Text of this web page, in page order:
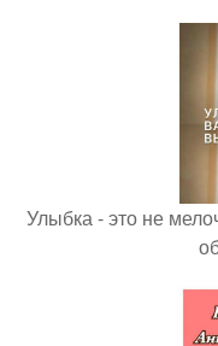
Улыбка - это не